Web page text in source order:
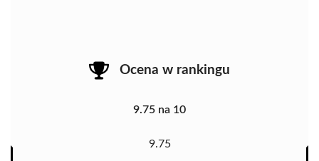
Ocena w rankingu
9.75 na 10
9.75